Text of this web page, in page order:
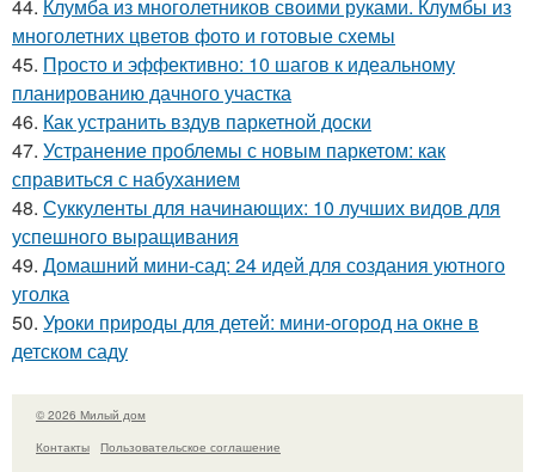
44. Клумба из многолетников своими руками. Клумбы из
многолетних цветов фото и готовые схемы
45. Просто и эффективно: 10 шагов к идеальному
планированию дачного участка
46. Как устранить вздув паркетной доски
47. Устранение проблемы с новым паркетом: как
справиться с набуханием
48. Суккуленты для начинающих: 10 лучших видов для
успешного выращивания
49. Домашний мини-сад: 24 идей для создания уютного
уголка
50. Уроки природы для детей: мини-огород на окне в
детском саду
© 2026 Милый дом
Контакты
Пользовательское соглашение